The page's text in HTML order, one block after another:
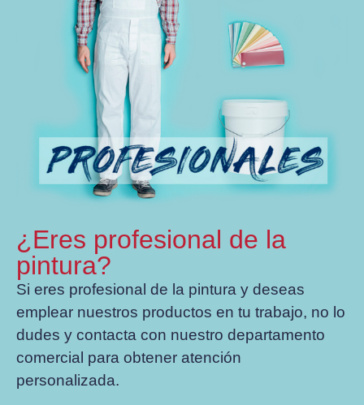
¿Eres profesional de la
pintura?
Si eres profesional de la pintura y deseas
emplear nuestros productos en tu trabajo, no lo
dudes y contacta con nuestro departamento
comercial para obtener atención
personalizada.